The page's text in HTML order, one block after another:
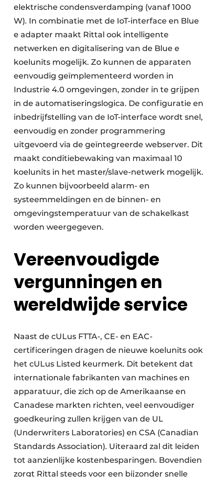
elektrische condensverdamping (vanaf 1000
W). In combinatie met de IoT-interface en Blue
e adapter maakt Rittal ook intelligente
netwerken en digitalisering van de Blue e
koelunits mogelijk. Zo kunnen de apparaten
eenvoudig geïmplementeerd worden in
Industrie 4.0 omgevingen, zonder in te grijpen
in de automatiseringslogica. De configuratie en
inbedrijfstelling van de IoT-interface wordt snel,
eenvoudig en zonder programmering
uitgevoerd via de geïntegreerde webserver. Dit
maakt conditiebewaking van maximaal 10
koelunits in het master/slave-netwerk mogelijk.
Zo kunnen bijvoorbeeld alarm- en
systeemmeldingen en de binnen- en
omgevingstemperatuur van de schakelkast
worden weergegeven.
Vereenvoudigde
vergunningen en
wereldwijde service
Naast de cULus FTTA-, CE- en EAC-
certificeringen dragen de nieuwe koelunits ook
het cULus Listed keurmerk. Dit betekent dat
internationale fabrikanten van machines en
apparatuur, die zich op de Amerikaanse en
Canadese markten richten, veel eenvoudiger
goedkeuring zullen krijgen van de UL
(Underwriters Laboratories) en CSA (Canadian
Standards Association). Uiteraard zal dit leiden
tot aanzienlijke kostenbesparingen. Bovendien
zorgt Rittal steeds voor een bijzonder snelle